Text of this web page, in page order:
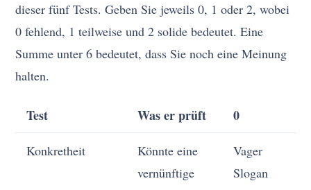
dieser fünf Tests. Geben Sie jeweils 0, 1 oder 2, wobei
0 fehlend, 1 teilweise und 2 solide bedeutet. Eine
Summe unter 6 bedeutet, dass Sie noch eine Meinung
halten.
Test Was er prüft 0
Konkretheit
Könnte eine
vernünftige
Vager
Slogan